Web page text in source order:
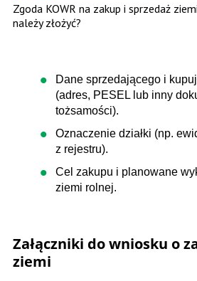
Zgoda KOWR na zakup i sprzedaż
należy złożyć?
Dane sprzedającego i
(adres, PESEL lub inny
tożsamości).
Oznaczenie działki (np.
z rejestru).
Cel zakupu i planowane
ziemi rolnej.
Załączniki do wniosku o
ziemi